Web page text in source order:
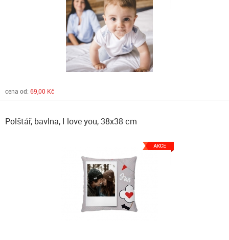
cena od: 69,00 Kč
Polštář, bavlna, I love you, 38x38 cm